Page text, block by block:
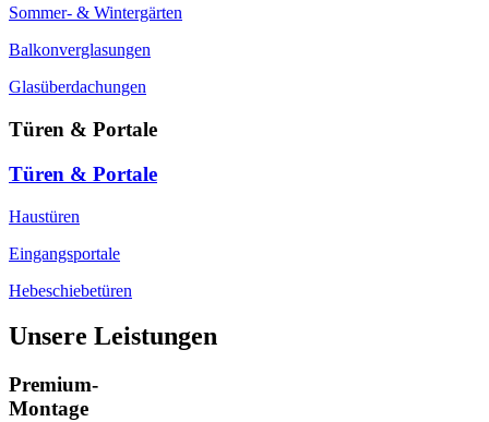
Sommer- & Wintergärten
Balkonverglasungen
Glasüberdachungen
Türen & Portale
Türen & Portale
Haustüren
Eingangsportale
Hebeschiebetüren
Unsere Leistungen
Premium-
Montage